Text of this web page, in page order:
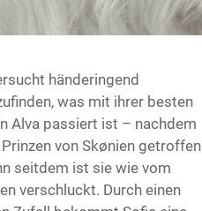
händeringend
was mit ihrer besten
Alva passiert ist – nachdem
von Skønien getroffen
seitdem ist sie wie vom
verschluckt. Durch einen